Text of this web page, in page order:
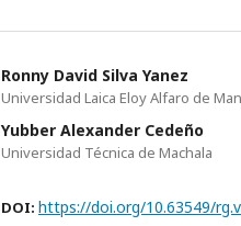
Ronny David Silva Yanez
Universidad Laica Eloy Alfaro de
Yubber Alexander Cedeño
Universidad Técnica de Machala
DOI: https://doi.org/10.63549/